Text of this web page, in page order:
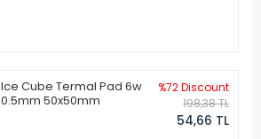
Ice Cube Termal Pad 6w
0.5mm 50x50mm
%72 Discount
198,38 TL
54,66 TL